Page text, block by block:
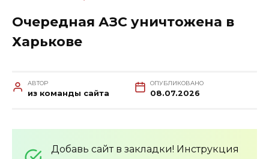
Очередная АЗС уничтожена в
Харькове
АВТОР
из команды сайта
ОПУБЛИКОВАНО
08.07.2026
Добавь сайт в закладки! Инструкция